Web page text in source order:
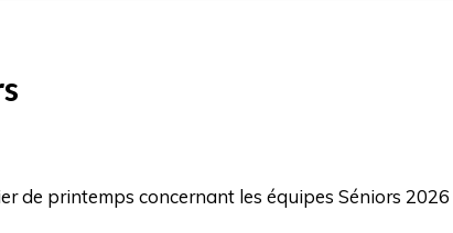
de printemps concernant les équipes Séniors 2026